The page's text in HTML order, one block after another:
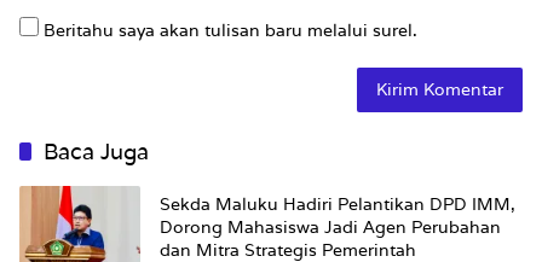
Beritahu saya akan tulisan baru melalui surel.
Baca Juga
Sekda Maluku Hadiri Pelantikan DPD IMM,
Dorong Mahasiswa Jadi Agen Perubahan
dan Mitra Strategis Pemerintah